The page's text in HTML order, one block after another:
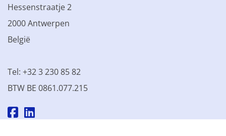
Hessenstraatje 2
2000 Antwerpen
België
Tel: +32 3 230 85 82
BTW BE 0861.077.215